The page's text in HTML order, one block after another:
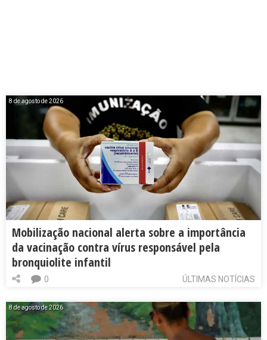
8 de agosto de 2026
Mobilização nacional alerta sobre a importância
da vacinação contra vírus responsável pela
bronquiolite infantil
ÚLTIMAS NOTÍCIAS
0
8 de agosto de 2026